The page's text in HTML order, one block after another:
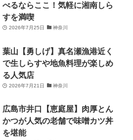
べるならここ！気軽に湘南しら
すを満喫
2026年7月25日 神奈川
葉山【勇しげ】真名瀬漁港近く
で生しらすや地魚料理が楽しめ
る人気店
2026年7月21日 神奈川
広島市井口【恵庭屋】肉厚とん
かつが人気の老舗で味噌カツ丼
を堪能